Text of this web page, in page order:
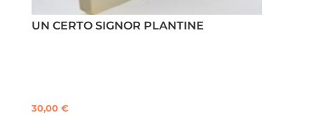
UN CERTO SIGNOR PLANTINE
30,00€